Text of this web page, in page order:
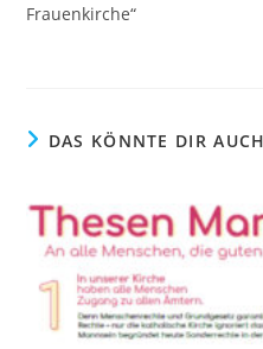
Frauenkirche“
DAS KÖNNTE DIR